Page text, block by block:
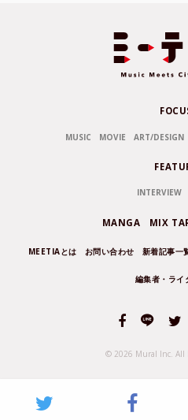
MUSIC MOVIE ART/DESIGN
INTERVIEW
MANGA MIX
MEETIAとは お問い合わせ 新着記事一
編集者・ライ
© 2026 Mural Inc. All